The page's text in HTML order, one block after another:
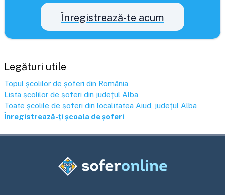
Înregistrează-te acum
Legături utile
Topul școlilor de șoferi din România
Lista școlilor de șoferi din județul Alba
Toate școlile de șoferi din localitatea Aiud , județul Alba
Înregistrează-ți școala de șoferi